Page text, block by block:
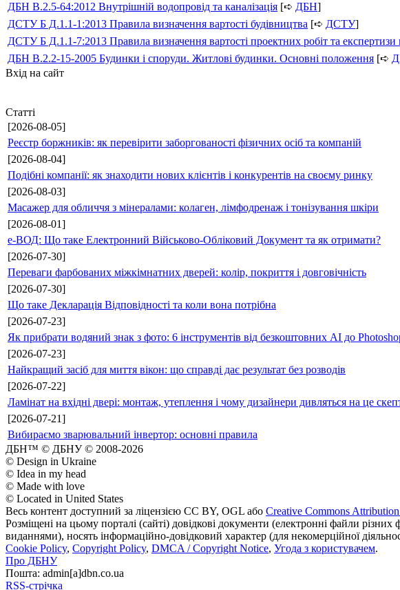
ДБН В.2.5-64:2012 Внутрішній водопровід та каналізація [➪ ДБН]
ДСТУ Б Д.1.1-1:2013 Правила визначення вартості будівництва [➪ ДСТУ]
ДСТУ Б Д.1.1-7:2013 Правила визначення вартості проектних робіт та експертизи
ДБН В.2.2-15-2005 Будинки і споруди. Житлові будинки. Основні положення [➪
Вхід на сайт
Статті
[2026-08-05]
Реєстр боржників: як перевірити заборгованості фізичних осіб та компаній
[2026-08-04]
Подібні компанії: як знаходити нових клієнтів і конкурентів на своєму ринку
[2026-08-03]
Масажер для обличчя з мінералами: колаген, лімфодренаж і тонізування шкіри
[2026-08-01]
е-ВОД: Що таке Електронний Військово-Обліковий Документ та як отримати?
[2026-07-30]
Переваги фарбованих міжкімнатних дверей: колір, покриття і довговічність
[2026-07-30]
Що таке Декларація Відповідності та коли вона потрібна
[2026-07-23]
Як прибрати водяний знак з фото: 6 інструментів від безкоштовних AI до
[2026-07-23]
Найкращий засіб для миття вікон: що справді дає результат без розводів
[2026-07-22]
Ламінат на вхідні двері: монтаж, утеплення і чому дизайнери дивляться на це
[2026-07-21]
Вибираємо зварювальний інвертор: основні правила
ДБН™ © ДБНУ © 2008-2026
© Design in Ukraine
© Idea in my head
© Made with love
© Located in United States
Весь контент доступний за ліцензією CC BY, OGL або Creative Commons
Розміщені на цьому порталі (сайті) довідкові документи (електронні файли
виданнями), носять інформаційно-довідковий характер (для некомерційної
Cookie Policy, Copyright Policy, DMCA / Copyright Notice, Угода з користувачем.
Про ДБНУ
Пошта: admin[а]dbn.co.ua
RSS-стрічка